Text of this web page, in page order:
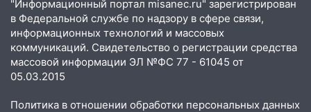
молока
18:20 В Ульяновской области до конца
года благоустроят 20 родников
17:27 В Ульяновской области 114 детей-
"Информационный портал misanec.ru" зарегистрирован
в Федеральной службе по надзору в сфере связи,
информационных технологий и массовых
коммуникаций. Свидетельство о регистрации средства
массовой информации ЭЛ №ФС 77 - 61045 от
05.03.2015
Политика в отношении обработки персональных данных